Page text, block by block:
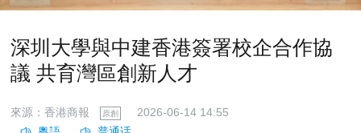
深圳大學與中建香港簽署校企合作協
議 共育灣區創新人才
來源：香港商報 原創 2026-06-14 14:55